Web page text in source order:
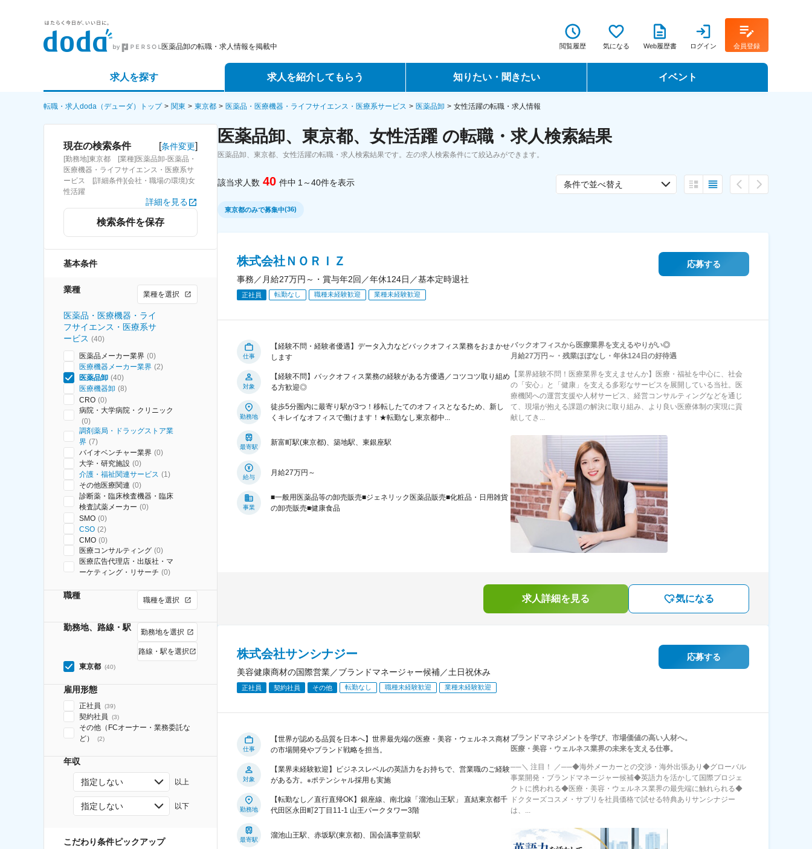
医薬品卸の転職・求人情報を掲載中 閲覧履歴 気になる Web履歴書 ログイン 会員登録
求人を探す
詳細条件から探す
求人特集から探す
求人を紹介してもらう
エージェントサービス
スカウトサービス
知りたい・聞きたい
転職ノウハウ
データで見る転職
イベント
転職フェア
転職・求人doda（デューダ）トップ 関東 東京都 医薬品・医療機器・ライフサイエンス・医療系サービス 医薬品卸 女性活躍の転職・求人情報
現在の検索条件 [条件変更]
[勤務地]東京都 [業種]医薬品卸-医薬品・
医療機器・ライフサイエンス・医療系サ
ービス [詳細条件](会社・職場の環境)女
性活躍
詳細を見る
検索条件を保存
基本条件
業種 業種を選択
医薬品・医療機器・ライ
フサイエンス・医療系サ
ービス (40)
医薬品メーカー業界 (0)
医療機器メーカー業界 (2)
医薬品卸 (40)
医療機器卸 (8)
CRO (0)
病院・大学病院・クリニック
(0)
調剤薬局・ドラッグストア業
界 (7)
バイオベンチャー業界 (0)
大学・研究施設 (0)
介護・福祉関連サービス (1)
その他医療関連 (0)
診断薬・臨床検査機器・臨床
検査試薬メーカー (0)
SMO (0)
CSO (2)
CMO (0)
医療コンサルティング (0)
医療広告代理店・出版社・マ
ーケティング・リサーチ (0)
職種 職種を選択
勤務地、路線・駅 勤務地を選択
路線・駅を選択
東京都 (40)
雇用形態
正社員 (39)
契約社員 (3)
その他（FCオーナー・業務委託な
ど）
(2)
年収
指定しない 以上
指定しない 以下
こだわり条件ピックアップ
医薬品卸、東京都、女性活躍 の転職・求人検索結果
医薬品卸、東京都、女性活躍の転職・求人検索結果です。左の求人検索条件にて絞込みができます。
該当求人数 40 件中 1～40件を表示 条件で並べ替え
東京都のみで募集中(36)
株式会社ＮＯＲＩＺ
事務／月給27万円～・賞与年2回／年休124日／基本定時退社
正社員 転勤なし 職種未経験歓迎 業種未経験歓迎
応募する
仕事
【経験不問・経験者優遇】データ入力などバックオフィス業務をおまかせ
します
対象
【経験不問】バックオフィス業務の経験がある方優遇／コツコツ取り組め
る方歓迎◎
勤務地
徒歩5分圏内に最寄り駅が3つ！移転したてのオフィスとなるため、新し
くキレイなオフィスで働けます！★転勤なし東京都中...
最寄駅
新富町駅(東京都)、築地駅、東銀座駅
給与
月給27万円～
事業
■一般用医薬品等の卸売販売■ジェネリック医薬品販売■化粧品・日用雑貨
の卸売販売■健康食品
バックオフィスから医療業界を支えるやりがい◎
月給27万円～・残業ほぼなし・年休124日の好待遇
【業界経験不問！医療業界を支えませんか】医療・福祉を中心に、社会
の「安心」と「健康」を支える多彩なサービスを展開している当社。医
療機関への運営支援や人材サービス、経営コンサルティングなどを通じ
て、現場が抱える課題の解決に取り組み、より良い医療体制の実現に貢
献してき...
求人詳細を見る 気になる
株式会社サンシナジー
美容健康商材の国際営業／ブランドマネージャー候補／土日祝休み
正社員 契約社員 その他 転勤なし 職種未経験歓迎 業種未経験歓迎
応募する
仕事
【世界が認める品質を日本へ】世界最先端の医療・美容・ウェルネス商材
の市場開発やブランド戦略を担当。
対象
【業界未経験歓迎】ビジネスレベルの英語力をお持ちで、営業職のご経験
がある方。※ポテンシャル採用も実施
勤務地
【転勤なし／直行直帰OK】銀座線、南北線「溜池山王駅」 直結東京都千
代田区永田町2丁目11-1 山王パークタワー3階
最寄駅
溜池山王駅、赤坂駅(東京都)、国会議事堂前駅
ブランドマネジメントを学び、市場価値の高い人材へ。
医療・美容・ウェルネス業界の未来を支える仕事。
──＼ 注目！ ／──◆海外メーカーとの交渉・海外出張あり◆グローバル
事業開発・ブランドマネージャー候補◆英語力を活かして国際プロジェ
クトに携われる◆医療・美容・ウェルネス業界の最先端に触れられる◆
ドクターズコスメ・サプリを社員価格で試せる特典ありサンシナジー
は、...